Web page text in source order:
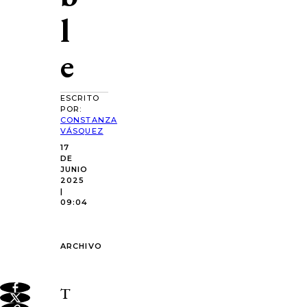
l
e
ESCRITO
POR:
CONSTANZA
VÁSQUEZ
17
DE
JUNIO
2025
|
09:04
ARCHIVO
T